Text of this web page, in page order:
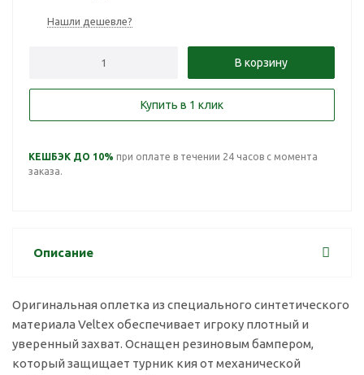
Нашли дешевле?
В корзину
Купить в 1 клик
КЕШБЭК ДО 10% при оплате в течении 24 часов с момента
заказа.
Описание
Оригинальная оплетка из специального синтетического
материала Veltex обеспечивает игроку плотный и
уверенный захват. Оснащен резиновым бампером,
который защищает турник кия от механической